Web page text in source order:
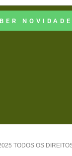
TODOS OS